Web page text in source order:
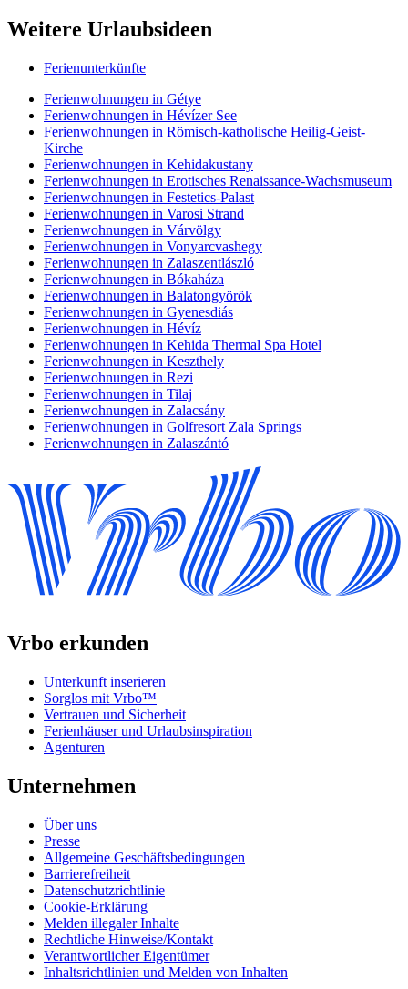
Weitere Urlaubsideen
Ferienunterkünfte
Ferienwohnungen in Gétye
Ferienwohnungen in Hévízer See
Ferienwohnungen in Römisch-katholische Heilig-Geist-
Kirche
Ferienwohnungen in Kehidakustany
Ferienwohnungen in Erotisches Renaissance-Wachsmuseum
Ferienwohnungen in Festetics-Palast
Ferienwohnungen in Varosi Strand
Ferienwohnungen in Várvölgy
Ferienwohnungen in Vonyarcvashegy
Ferienwohnungen in Zalaszentlászló
Ferienwohnungen in Bókaháza
Ferienwohnungen in Balatongyörök
Ferienwohnungen in Gyenesdiás
Ferienwohnungen in Hévíz
Ferienwohnungen in Kehida Thermal Spa Hotel
Ferienwohnungen in Keszthely
Ferienwohnungen in Rezi
Ferienwohnungen in Tilaj
Ferienwohnungen in Zalacsány
Ferienwohnungen in Golfresort Zala Springs
Ferienwohnungen in Zalaszántó
Vrbo erkunden
Unterkunft inserieren
Sorglos mit Vrbo™
Vertrauen und Sicherheit
Ferienhäuser und Urlaubsinspiration
Agenturen
Unternehmen
Über uns
Presse
Allgemeine Geschäftsbedingungen
Barrierefreiheit
Datenschutzrichtlinie
Cookie-Erklärung
Melden illegaler Inhalte
Rechtliche Hinweise/Kontakt
Verantwortlicher Eigentümer
Inhaltsrichtlinien und Melden von Inhalten